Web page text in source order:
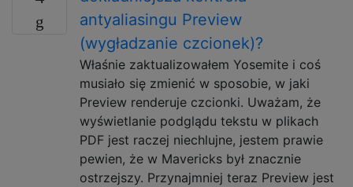
antyaliasingu Preview
(wygładzanie czcionek)?
Właśnie zaktualizowałem Yosemite i coś
musiało się zmienić w sposobie, w jaki
Preview renderuje czcionki. Uważam, że
wyświetlanie podglądu tekstu w plikach
PDF jest raczej niechlujne, jestem prawie
pewien, że w Mavericks był znacznie
ostrzejszy. Przynajmniej teraz Preview jest